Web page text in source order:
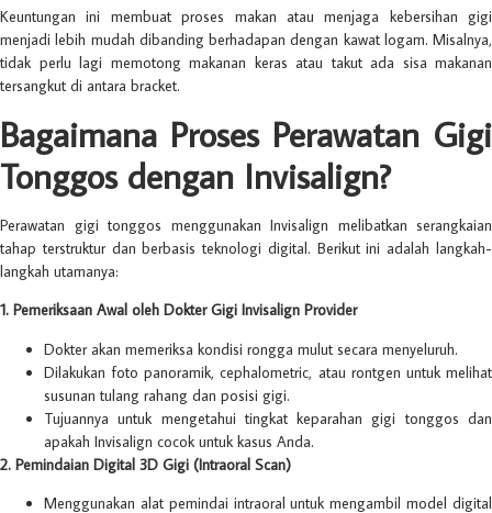
Keuntungan ini membuat proses makan atau menjaga kebersihan gigi
menjadi lebih mudah dibanding berhadapan dengan kawat logam. Misalnya,
tidak perlu lagi memotong makanan keras atau takut ada sisa makanan
tersangkut di antara bracket.
Bagaimana Proses Perawatan Gigi
Tonggos dengan Invisalign?
Perawatan gigi tonggos menggunakan Invisalign melibatkan serangkaian
tahap terstruktur dan berbasis teknologi digital. Berikut ini adalah langkah-
langkah utamanya:
1. Pemeriksaan Awal oleh Dokter Gigi Invisalign Provider
Dokter akan memeriksa kondisi rongga mulut secara menyeluruh.
Dilakukan foto panoramik, cephalometric, atau rontgen untuk melihat
susunan tulang rahang dan posisi gigi.
Tujuannya untuk mengetahui tingkat keparahan gigi tonggos dan
apakah Invisalign cocok untuk kasus Anda.
2. Pemindaian Digital 3D Gigi (Intraoral Scan)
Menggunakan alat pemindai intraoral untuk mengambil model digital